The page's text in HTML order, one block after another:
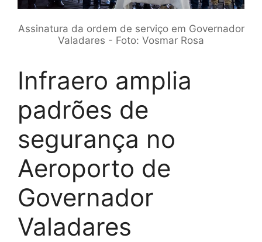
Assinatura da ordem de serviço em Governador
Valadares - Foto: Vosmar Rosa
Infraero amplia
padrões de
segurança no
Aeroporto de
Governador
Valadares